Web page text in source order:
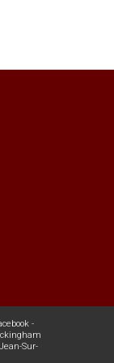
-
Sur-